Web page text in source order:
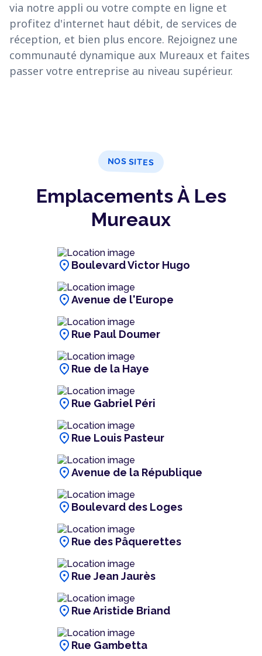
via notre appli ou votre compte en ligne et
profitez d'internet haut débit, de services de
réception, et bien plus encore. Rejoignez une
communauté dynamique aux Mureaux et faites
passer votre entreprise au niveau supérieur.
NOS SITES
Emplacements À Les
Mureaux
location_on Boulevard Victor Hugo
location_onAvenue de l'Europe
location_on Rue Paul Doumer
location_on Rue de la Haye
location_on Rue Gabriel Péri
location_on Rue Louis Pasteur
location_onAvenue de la République
location_on Boulevard des Loges
location_on Rue des Pâquerettes
location_on Rue Jean Jaurès
location_on Rue Aristide Briand
location_on Rue Gambetta